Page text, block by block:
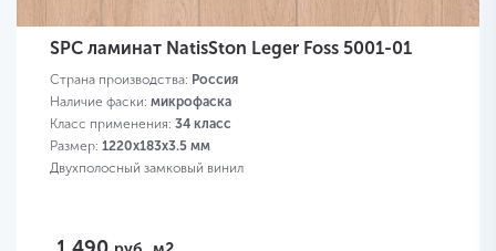
SPC ламинат NatisSton Leger Foss 5001-01
Страна производства: Россия
Наличие фаски: микрофаска
Класс применения: 34 класс
Размер: 1220x183x3.5 мм
Двухполосный замковый винил